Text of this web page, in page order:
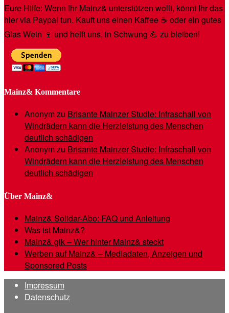
Eure Hilfe: Wenn Ihr Mainz& unterstützen wollt, könnt Ihr das
hier via Paypal tun. Kauft uns einen Kaffee ☕️ oder ein gutes
Glas Wein 🍷 und helft uns, in Schwung 💪 zu bleiben!
Mainz& Kommentare
Anonymzu Brisante Mainzer Studie: Infraschall von
Windrädern kann die Herzleistung des Menschen
deutlich schädigen
Anonymzu Brisante Mainzer Studie: Infraschall von
Windrädern kann die Herzleistung des Menschen
deutlich schädigen
Über Mainz&
Mainz& Solidar-Abo: FAQ und Anleitung
Was ist Mainz&?
Mainz& gik – Wer hinter Mainz& steckt
Werben auf Mainz& – Mediadaten, Anzeigen und
Sponsored Posts
Impressum
Datenschutz